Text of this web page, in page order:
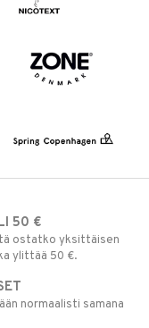
50 €
ostatko yksittäisen
ylittää 50 €.
normaalisti samana